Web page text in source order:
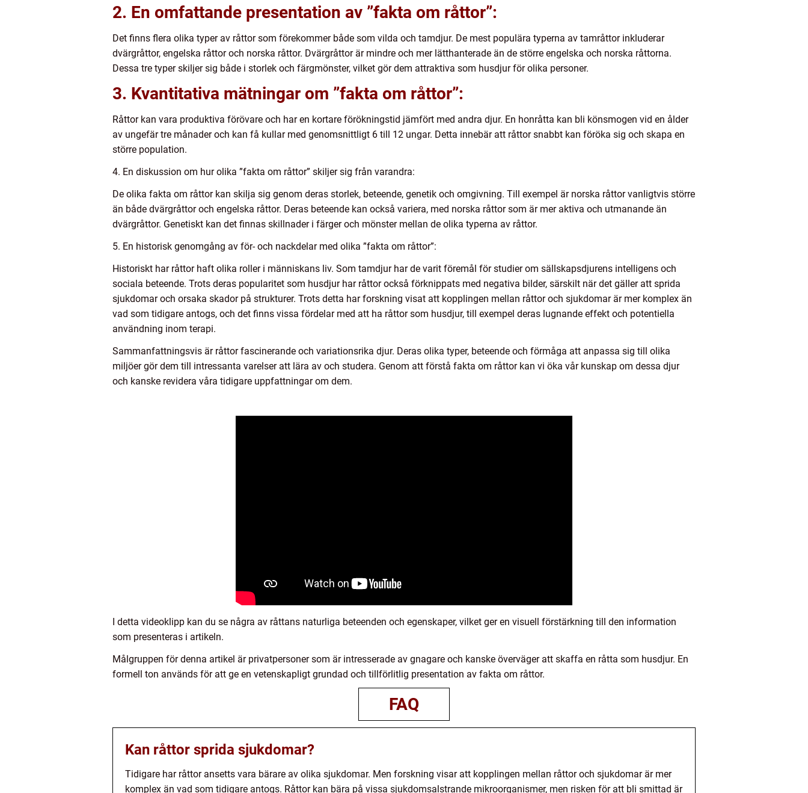
2. En omfattande presentation av ”fakta om råttor”:
Det finns flera olika typer av råttor som förekommer både som vilda och tamdjur. De mest populära typerna av tamråttor inkluderar
dvärgråttor, engelska råttor och norska råttor. Dvärgråttor är mindre och mer lätthanterade än de större engelska och norska råttorna.
Dessa tre typer skiljer sig både i storlek och färgmönster, vilket gör dem attraktiva som husdjur för olika personer.
3. Kvantitativa mätningar om ”fakta om råttor”:
Råttor kan vara produktiva förövare och har en kortare förökningstid jämfört med andra djur. En honråtta kan bli könsmogen vid en ålder
av ungefär tre månader och kan få kullar med genomsnittligt 6 till 12 ungar. Detta innebär att råttor snabbt kan föröka sig och skapa en
större population.
4. En diskussion om hur olika ”fakta om råttor” skiljer sig från varandra:
De olika fakta om råttor kan skilja sig genom deras storlek, beteende, genetik och omgivning. Till exempel är norska råttor vanligtvis större
än både dvärgråttor och engelska råttor. Deras beteende kan också variera, med norska råttor som är mer aktiva och utmanande än
dvärgråttor. Genetiskt kan det finnas skillnader i färger och mönster mellan de olika typerna av råttor.
5. En historisk genomgång av för- och nackdelar med olika ”fakta om råttor”:
Historiskt har råttor haft olika roller i människans liv. Som tamdjur har de varit föremål för studier om sällskapsdjurens intelligens och
sociala beteende. Trots deras popularitet som husdjur har råttor också förknippats med negativa bilder, särskilt när det gäller att sprida
sjukdomar och orsaka skador på strukturer. Trots detta har forskning visat att kopplingen mellan råttor och sjukdomar är mer komplex än
vad som tidigare antogs, och det finns vissa fördelar med att ha råttor som husdjur, till exempel deras lugnande effekt och potentiella
användning inom terapi.
Sammanfattningsvis är råttor fascinerande och variationsrika djur. Deras olika typer, beteende och förmåga att anpassa sig till olika
miljöer gör dem till intressanta varelser att lära av och studera. Genom att förstå fakta om råttor kan vi öka vår kunskap om dessa djur
och kanske revidera våra tidigare uppfattningar om dem.
I detta videoklipp kan du se några av råttans naturliga beteenden och egenskaper, vilket ger en visuell förstärkning till den information
som presenteras i artikeln.
Målgruppen för denna artikel är privatpersoner som är intresserade av gnagare och kanske överväger att skaffa en råtta som husdjur. En
formell ton används för att ge en vetenskapligt grundad och tillförlitlig presentation av fakta om råttor.
FAQ
Kan råttor sprida sjukdomar?
Tidigare har råttor ansetts vara bärare av olika sjukdomar. Men forskning visar att kopplingen mellan råttor och sjukdomar är mer
komplex än vad som tidigare antogs. Råttor kan bära på vissa sjukdomsalstrande mikroorganismer, men risken för att bli smittad är